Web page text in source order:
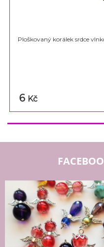
Ploškovaný korálek srdce
6 Kč